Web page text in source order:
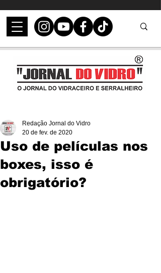
Uso de películas nos
boxes, isso é
obrigatório?
Redação Jornal do Vidro
20 de fev. de 2020